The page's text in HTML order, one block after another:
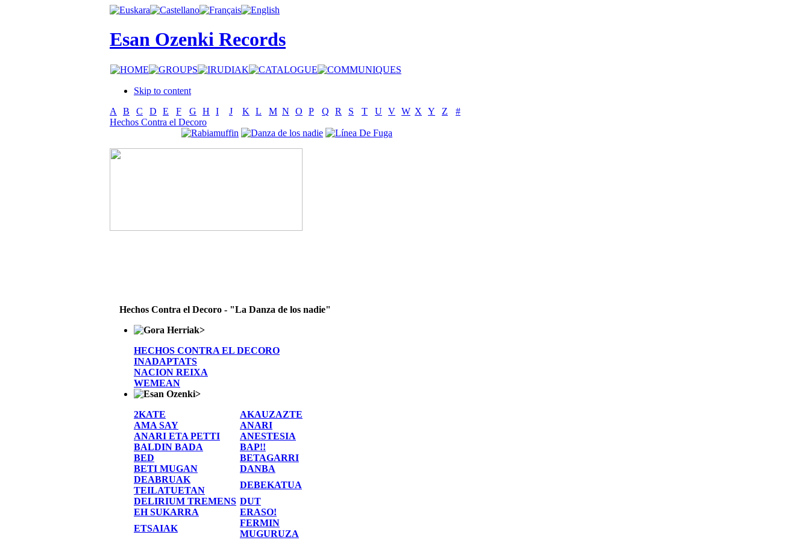
Esan Ozenki Records
Skip to content
A
B C D E F G H I J K L M N O P Q R S T U V W X Y Z
#
Hechos Contra el Decoro
Hechos Contra el Decoro - "La Danza de los nadie"
>
HECHOS CONTRA EL DECORO
INADAPTATS
NACION REIXA
WEMEAN
>
2KATE
AKAUZAZTE
AMA SAY
ANARI
ANARI ETA PETTI
ANESTESIA
BALDIN BADA
BAP!!
BED
BETAGARRI
BETI MUGAN
DANBA
DEABRUAK
TEILATUETAN
DEBEKATUA
DELIRIUM TREMENS DUT
EH SUKARRA
ERASO!
ETSAIAK
FERMIN
MUGURUZA